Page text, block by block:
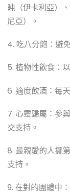
盹（伊卡利亞）
尼亞）。
4. 吃八分飽：避
5. 植物性飲食：
6. 適度飲酒：每
7. 心靈歸屬：參
交支持。
8. 最親愛的人擺
支持。
9. 在對的團體中